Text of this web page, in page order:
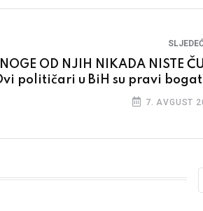
OD NJIH NIKADA NISTE
političari u BiH su pravi
7. AVGUST